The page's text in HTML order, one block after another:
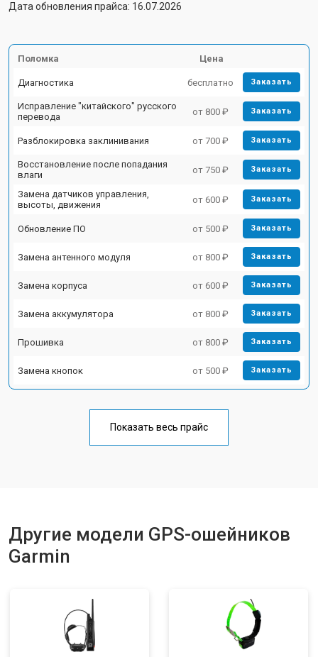
Дата обновления прайса: 16.07.2026
Поломка Цена
Диагностика бесплатно Заказать
Исправление "китайского" русского
перевода
от 800 ₽ Заказать
Разблокировка заклинивания от 700 ₽ Заказать
Восстановление после попадания
влаги
от 750 ₽ Заказать
Замена датчиков управления,
высоты, движения
от 600 ₽ Заказать
Обновление ПО от 500 ₽ Заказать
Замена антенного модуля от 800 ₽ Заказать
Замена корпуса от 600 ₽ Заказать
Замена аккумулятора от 800 ₽ Заказать
Прошивка от 800 ₽ Заказать
Замена кнопок от 500 ₽ Заказать
Показать весь прайс
Другие модели GPS-ошейников
Garmin